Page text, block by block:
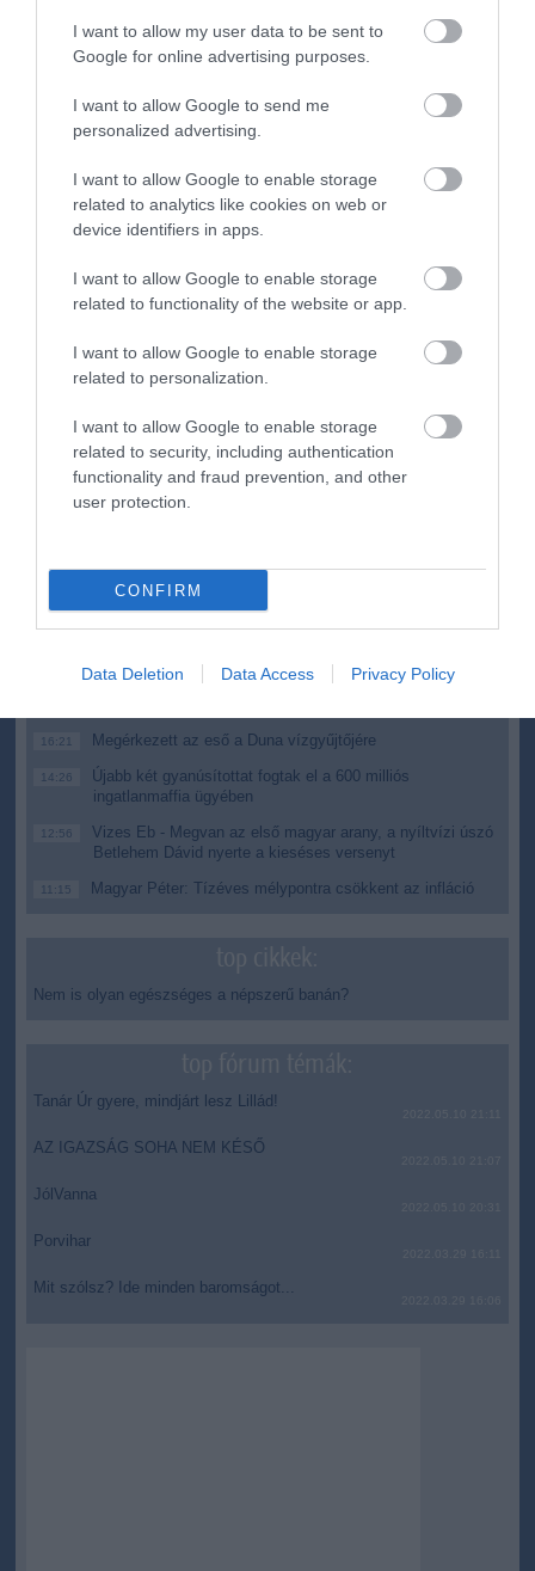
I want to allow my user data to be sent to
Google for online advertising purposes.
I want to allow Google to send me
personalized advertising.
I want to allow Google to enable storage
related to analytics like cookies on web or
device identifiers in apps.
I want to allow Google to enable storage
related to functionality of the website or app.
I want to allow Google to enable storage
related to personalization.
I want to allow Google to enable storage
related to security, including authentication
functionality and fraud prevention, and other
user protection.
CONFIRM
Data Deletion Data Access Privacy Policy
Veszprém vármegyében Hegedűs Barbara, Zalában pedig
Cseresnyés Péter lett.
A kongresszus kezdetén 901 küldött mandátumát igazolták, a
határozatképességhez 451 küldött jelenléte, a minősített többséget
Figyelem! A cikkhez hozzáfűzött hozzászólások nem a
network nézeteit
tükrözik. A szerkesztőség mindössze a hírek publikációjával foglalkozik, a
kommenteket nem tudja befolyásolni - azok az olvasók személyes véleményét
Kérjük, kulturáltan, mások személyiségi jogainak és jó hírnevének tiszteletben
tartásával kommenteljenek!
22:22
Saját életét is kockára tette a magyar erdész, hogy
megállítsa a tüzet
20:20
Második világháborús MG-42 géppuskát emeltek ki a
A Miniszterelnökség felmondta a Lounge Eventtel kötött
16:21 Megérkezett az eső a Duna vízgyűjtőjére
14:26
Újabb két gyanúsítottat fogtak el a 600 milliós
ingatlanmaffia ügyében
12:56
Vizes Eb - Megvan az első magyar arany, a nyíltvízi úszó
Betlehem Dávid nyerte a kieséses versenyt
11:15 Magyar Péter: Tízéves mélypontra csökkent az infláció
Nem is olyan egészséges a népszerű banán?
Tanár Úr gyere, mindjárt lesz Lillád!
AZ IGAZSÁG SOHA NEM KÉSŐ
JólVanna
Porvihar
Mit szólsz? Ide minden baromságot...